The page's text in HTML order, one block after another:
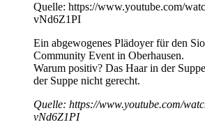
Quelle: https://www.youtube.com/
vNd6Z1PI
Ein abgewogenes Plädoyer für den
Community Event in Oberhausen.
Warum positiv? Das Haar in der
der Suppe nicht gerecht.
Quelle: https://www.youtube.com/
vNd6Z1PI